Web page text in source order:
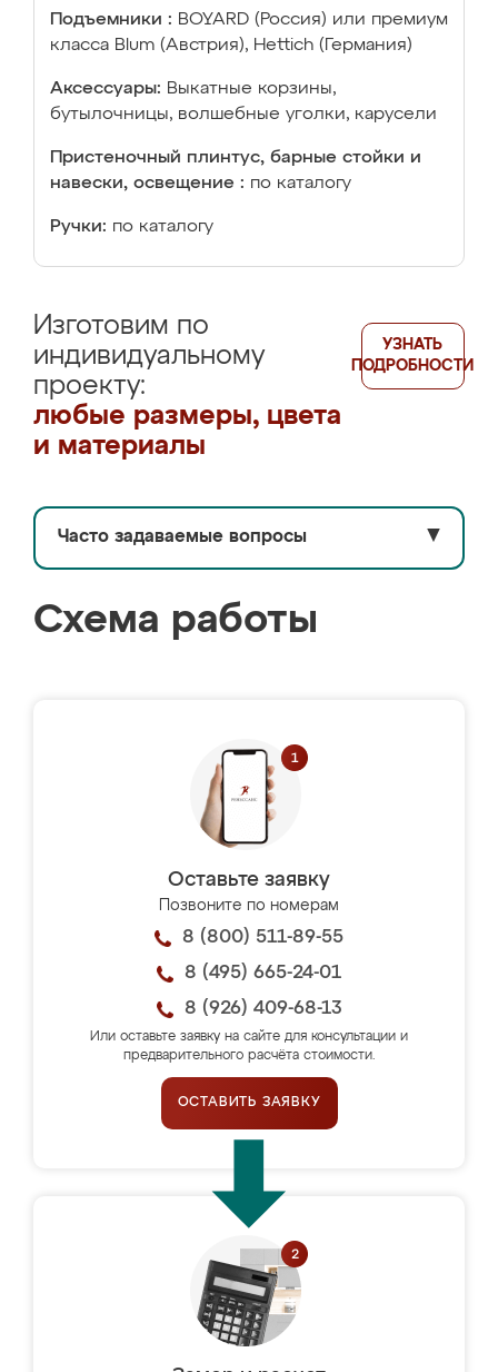
Подъемники : BOYARD (Россия) или премиум
класса Blum (Австрия), Hettich (Германия)
Аксессуары: Выкатные корзины,
бутылочницы, волшебные уголки, карусели
Пристеночный плинтус, барные стойки и
навески, освещение : по каталогу
Ручки: по каталогу
Изготовим по
индивидуальному
проекту:
любые размеры, цвета
и материалы
УЗНАТЬ
ПОДРОБНОСТИ
Часто задаваемые вопросы ▼
Схема работы
Оставьте заявку
Позвоните по номерам
8 (800) 511-89-55
8 (495) 665-24-01
8 (926) 409-68-13
Или оставьте заявку на сайте для консультации и
предварительного расчёта стоимости.
ОСТАВИТЬ ЗАЯВКУ